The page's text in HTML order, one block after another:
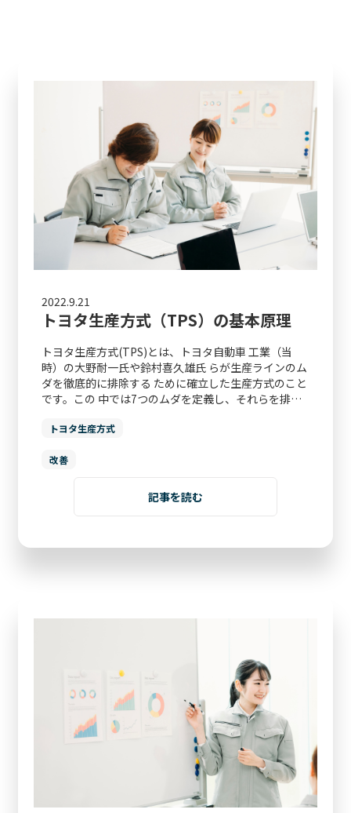
2022.9.21
トヨタ生産方式（TPS）の基本原理
トヨタ生産方式(TPS)とは、トヨタ自動車 工業（当
時）の大野耐一氏や鈴村喜久雄氏 らが生産ラインのム
ダを徹底的に排除する ために確立した生産方式のこと
です。この 中では7つのムダを定義し、それらを排…
トヨタ生産方式
改善
記事を読む